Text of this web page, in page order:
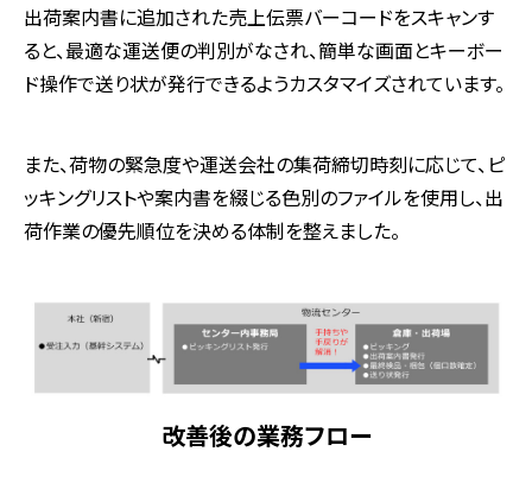
出荷案内書に追加された売上伝票バーコードをスキャンす
ると、最適な運送便の判別がなされ、簡単な画面とキーボー
ド操作で送り状が発行できるようカスタマイズされています。
また、荷物の緊急度や運送会社の集荷締切時刻に応じて、ピ
ッキングリストや案内書を綴じる色別のファイルを使用し、出
荷作業の優先順位を決める体制を整えました。
改善後の業務フロー